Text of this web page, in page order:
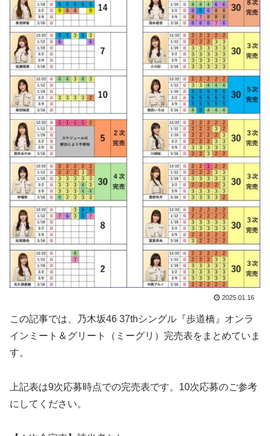
2025.01.16
この記事では、乃木坂46 37thシングル『歩道橋』オンラ
インミート＆グリート（ミーグリ）完売表をまとめていま
す。
上記表は9次応募時点での完売表です。10次応募のご参考
にしてください。